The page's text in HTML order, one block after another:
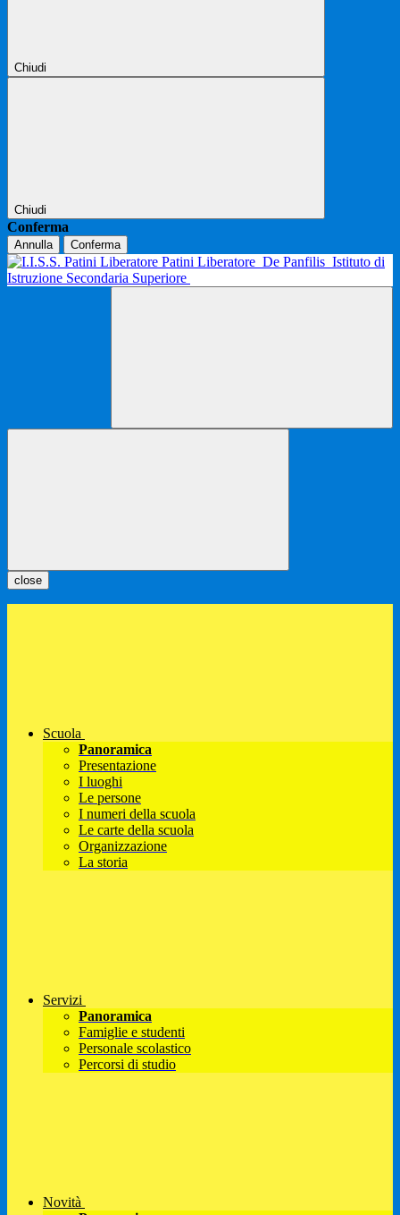
Chiudi
Chiudi
Conferma
Annulla Conferma
Patini Liberatore De Panfilis Istituto di
Istruzione Secondaria Superiore
close
Scuola
Panoramica
Presentazione
I luoghi
Le persone
I numeri della scuola
Le carte della scuola
Organizzazione
La storia
Servizi
Panoramica
Famiglie e studenti
Personale scolastico
Percorsi di studio
Novità